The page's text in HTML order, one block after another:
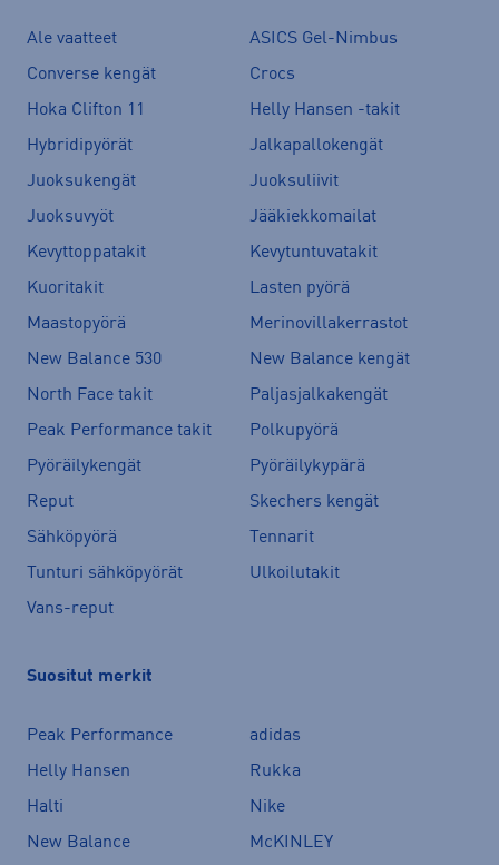
Ale vaatteet
ASICS Gel-Nimbus
Converse kengät
Crocs
Hoka Clifton 11
Helly Hansen -takit
Hybridipyörät
Jalkapallokengät
Juoksukengät
Juoksuliivit
Juoksuvyöt
Jääkiekkomailat
Kevyttoppatakit
Kevytuntuvatakit
Kuoritakit
Lasten pyörä
Maastopyörä
Merinovillakerrastot
New Balance 530
New Balance kengät
North Face takit
Paljasjalkakengät
Peak Performance takit
Polkupyörä
Pyöräilykengät
Pyöräilykypärä
Reput
Skechers kengät
Sähköpyörä
Tennarit
Tunturi sähköpyörät
Ulkoilutakit
Vans-reput
Suositut merkit
Peak Performance
adidas
Helly Hansen
Rukka
Halti
Nike
New Balance
McKINLEY